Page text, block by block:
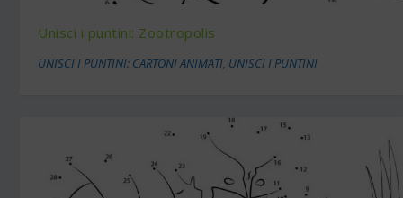
Unisci i puntini: Zootropolis
UNISCI I PUNTINI: CARTONI ANIMATI, UNISCI I PUNTINI